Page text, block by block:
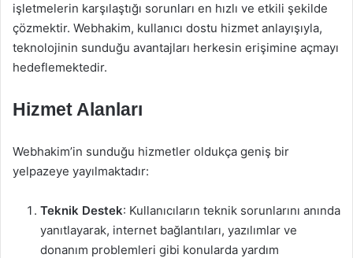
işletmelerin karşılaştığı sorunları en hızlı ve etkili şekilde
çözmektir. Webhakim, kullanıcı dostu hizmet anlayışıyla,
teknolojinin sunduğu avantajları herkesin erişimine açmayı
hedeflemektedir.
Hizmet Alanları
Webhakim’in sunduğu hizmetler oldukça geniş bir
yelpazeye yayılmaktadır:
Teknik Destek: Kullanıcıların teknik sorunlarını anında
yanıtlayarak, internet bağlantıları, yazılımlar ve
donanım problemleri gibi konularda yardım